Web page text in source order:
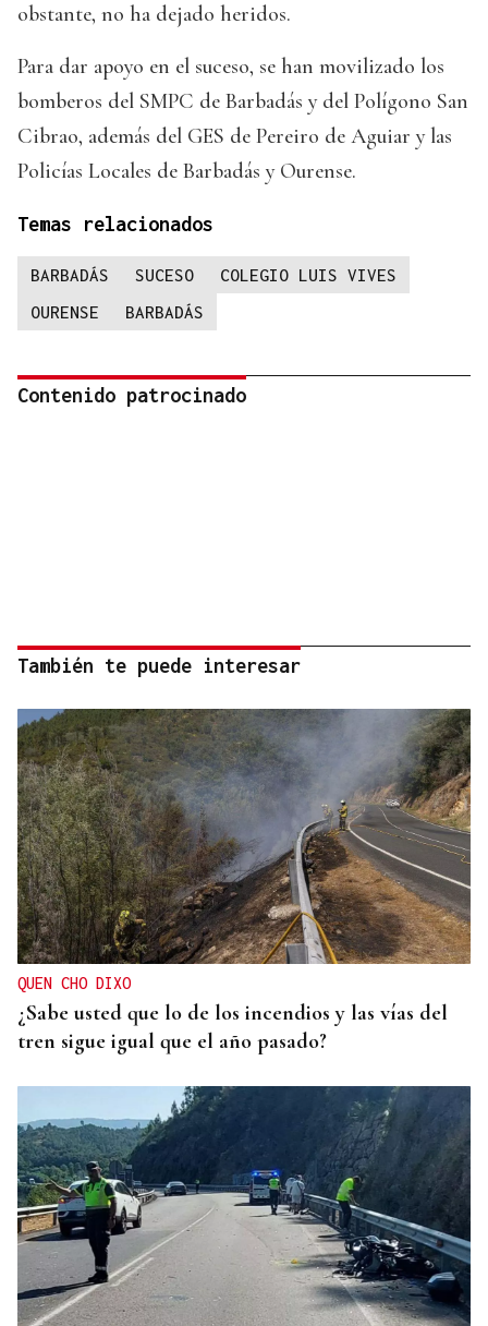
obstante, no ha dejado heridos.
Para dar apoyo en el suceso, se han movilizado los
bomberos del SMPC de Barbadás y del Polígono San
Cibrao, además del GES de Pereiro de Aguiar y las
Policías Locales de Barbadás y Ourense.
Temas relacionados
BARBADÁS SUCESO
COLEGIO LUIS VIVES
OURENSE
BARBADÁS
Contenido patrocinado
También te puede interesar
QUEN CHO DIXO
¿Sabe usted que lo de los incendios y las vías del
tren sigue igual que el año pasado?